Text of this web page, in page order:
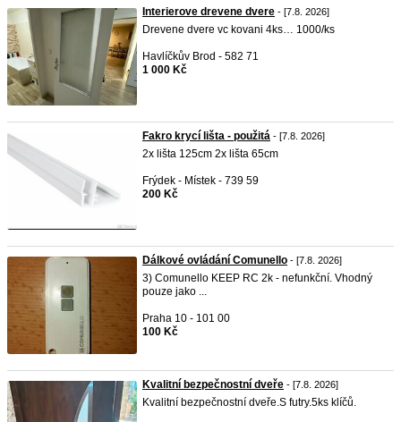
Interierove drevene dvere - [7.8. 2026]
Drevene dvere vc kovani 4ks… 1000/ks
Havlíčkův Brod - 582 71
1 000 Kč
Fakro krycí lišta - použitá - [7.8. 2026]
2x lišta 125cm 2x lišta 65cm
Frýdek - Místek - 739 59
200 Kč
Dálkové ovládání Comunello - [7.8. 2026]
3) Comunello KEEP RC 2k - nefunkční. Vhodný
pouze jako ...
Praha 10 - 101 00
100 Kč
Kvalitní bezpečnostní dveře - [7.8. 2026]
Kvalitní bezpečnostní dveře.S futry.5ks klíčů.